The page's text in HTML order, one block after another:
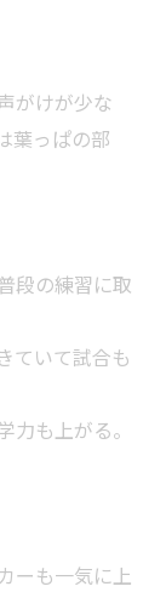
がけが少な
葉っぱの部
段の練習に取
ていて試合も
も上がる。
ーも一気に上